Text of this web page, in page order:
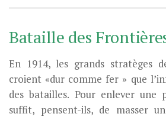
Bataille des
En 1914, les grands stratèges
croient «dur comme fer » que
des batailles. Pour enlever une
suffit, pensent-ils, de masser